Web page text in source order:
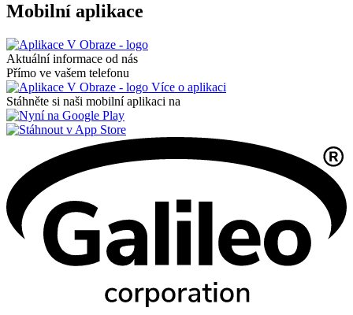
Mobilní aplikace
Aktuální informace od nás
Přímo ve vašem telefonu
Více o aplikaci
Stáhněte si naši mobilní aplikaci na